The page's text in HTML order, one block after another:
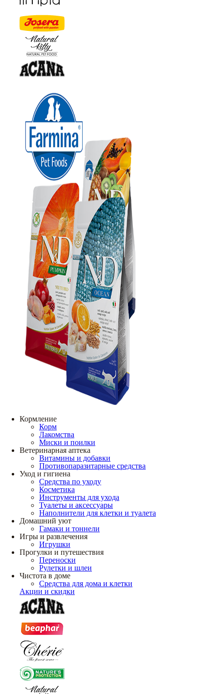
Кормление
Корм
Лакомства
Миски и поилки
Ветеринарная аптека
Витамины и добавки
Противопаразитарные средства
Уход и гигиена
Средства по уходу
Косметика
Инструменты для ухода
Туалеты и аксессуары
Наполнители для клетки и туалета
Домашний уют
Гамаки и тоннели
Игры и развлечения
Игрушки
Прогулки и путешествия
Переноски
Рулетки и шлеи
Чистота в доме
Средства для дома и клетки
Акции и скидки